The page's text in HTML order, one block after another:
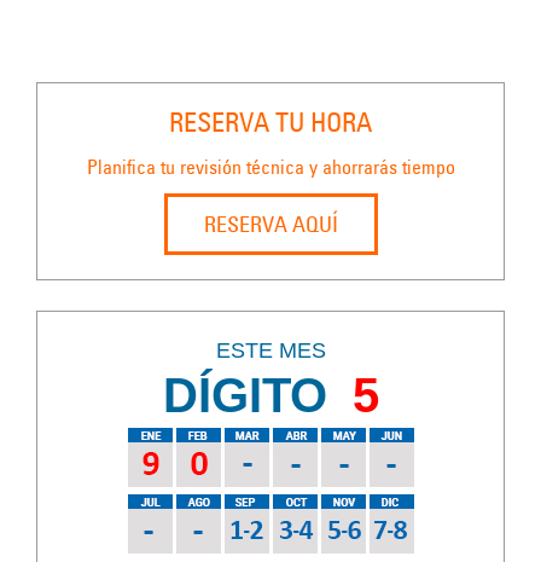
RESERVA TU HORA
Planifica tu revisión técnica y ahorrarás tiempo
RESERVA AQUÍ
ESTE MES
DÍGITO 5